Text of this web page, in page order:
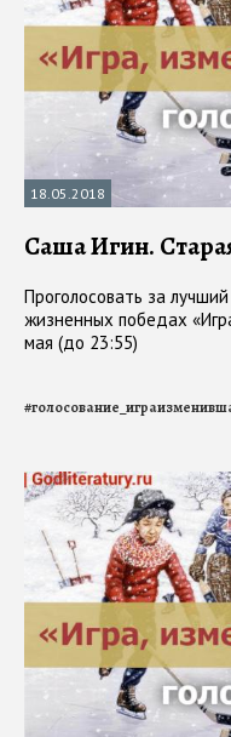
18.05.2018
Саша Игин.
Проголосовать за
жизненных победах
мая (до 23:55)
#